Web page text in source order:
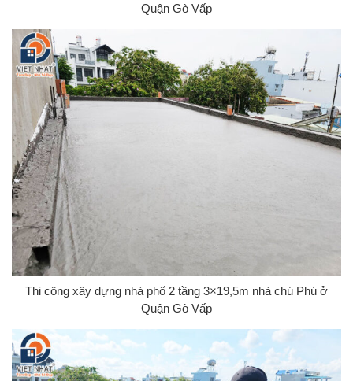
Quận Gò Vấp
Thi công xây dựng nhà phố 2 tầng 3×19,5m nhà chú Phú ở
Quận Gò Vấp